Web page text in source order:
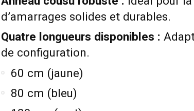
d’amarrages solides et durables.
Quatre longueurs disponibles :
de configuration.
60 cm (jaune)
80 cm (bleu)